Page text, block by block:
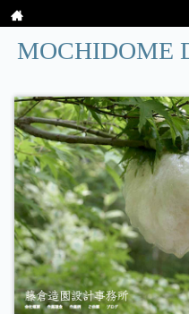
MOCHIDOME